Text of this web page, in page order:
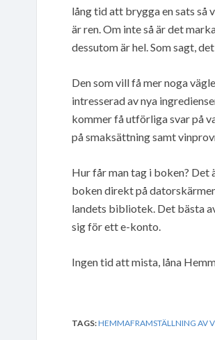
lång tid att brygga en sats så
är ren. Om inte så är det
dessutom är hel. Som sagt,
Den som vill få mer noga
intresserad av nya
kommer få utförliga svar på
på smaksättning samt
Hur får man tag i boken? Det
boken direkt på
landets bibliotek. Det bästa
sig för ett e-konto.
Ingen tid att mista, låna
TAGS:HEMMAFRAMSTÄLLNING AV